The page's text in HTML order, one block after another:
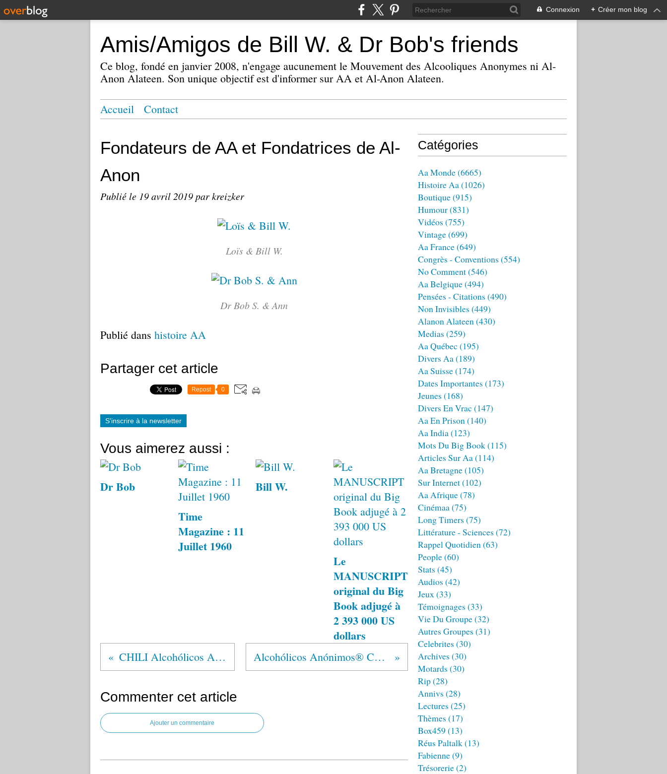
Connexion + Créer mon blog
Amis/Amigos de Bill W. & Dr Bob's friends
Ce blog, fondé en janvier 2008, n'engage aucunement le Mouvement des Alcooliques Anonymes ni Al-
Anon Alateen. Son unique objectif est d'informer sur AA et Al-Anon Alateen.
Accueil Contact
Fondateurs de AA et Fondatrices de Al-
Anon
Publié le 19 avril 2019par kreizker
Loïs & Bill W.
Dr Bob S. & Ann
Publié dans histoire AA
Partager cet article
Repost 0
S'inscrire à la newsletter
Vous aimerez aussi :
Dr Bob
Time
Magazine : 11
Juillet 1960
Bill W.
Le
MANUSCRIPT
original du Big
Book adjugé à
2 393 000 US
dollars
CHILI Alcohólicos Anónimos® Alcohólicos Anónimos® Centroamérica
Commenter cet article
Ajouter un commentaire
Catégories
Aa Monde(6665)
Histoire Aa(1026)
Boutique(915)
Humour(831)
Vidéos (755)
Vintage(699)
Aa France(649)
Congrès - Conventions (554)
No Comment(546)
Aa Belgique(494)
Pensées - Citations (490)
Non Invisibles (449)
Alanon Alateen(430)
Medias (259)
Aa Québec (195)
Divers Aa(189)
Aa Suisse(174)
Dates Importantes (173)
Jeunes (168)
Divers En Vrac (147)
Aa En Prison(140)
Aa India(123)
Mots Du Big Book(115)
Articles Sur Aa(114)
Aa Bretagne(105)
Sur Internet(102)
Aa Afrique(78)
Cinémaa(75)
Long Timers (75)
Littérature - Sciences (72)
Rappel Quotidien(63)
People(60)
Stats (45)
Audios (42)
Jeux(33)
Témoignages (33)
Vie Du Groupe(32)
Autres Groupes (31)
Celebrites (30)
Archives (30)
Motards (30)
Rip(28)
Annivs (28)
Lectures (25)
Thèmes (17)
Box459 (13)
Réus Paltalk(13)
Fabienne(9)
Trésorerie(2)